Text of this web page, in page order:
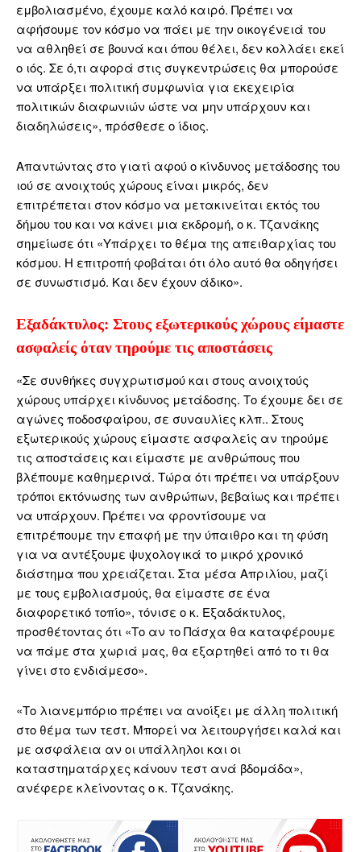
εμβολιασμένο, έχουμε καλό καιρό. Πρέπει να
αφήσουμε τον κόσμο να πάει με την οικογένειά του
να αθληθεί σε βουνά και όπου θέλει, δεν κολλάει εκεί
ο ιός. Σε ό,τι αφορά στις συγκεντρώσεις θα μπορούσε
να υπάρξει πολιτική συμφωνία για εκεχειρία
πολιτικών διαφωνιών ώστε να μην υπάρχουν και
διαδηλώσεις», πρόσθεσε ο ίδιος.
Απαντώντας στο γιατί αφού ο κίνδυνος μετάδοσης του
ιού σε ανοιχτούς χώρους είναι μικρός, δεν
επιτρέπεται στον κόσμο να μετακινείται εκτός του
δήμου του και να κάνει μια εκδρομή, ο κ. Τζανάκης
σημείωσε ότι «Υπάρχει το θέμα της απειθαρχίας του
κόσμου. Η επιτροπή φοβάται ότι όλο αυτό θα οδηγήσει
σε συνωστισμό. Και δεν έχουν άδικο».
Εξαδάκτυλος: Στους εξωτερικούς χώρους είμαστε
ασφαλείς όταν τηρούμε τις αποστάσεις
«Σε συνθήκες συγχρωτισμού και στους ανοιχτούς
χώρους υπάρχει κίνδυνος μετάδοσης. Το έχουμε δει σε
αγώνες ποδοσφαίρου, σε συναυλίες κλπ.. Στους
εξωτερικούς χώρους είμαστε ασφαλείς αν τηρούμε
τις αποστάσεις και είμαστε με ανθρώπους που
βλέπουμε καθημερινά. Τώρα ότι πρέπει να υπάρξουν
τρόποι εκτόνωσης των ανθρώπων, βεβαίως και πρέπει
να υπάρχουν. Πρέπει να φροντίσουμε να
επιτρέπουμε την επαφή με την ύπαιθρο και τη φύση
για να αντέξουμε ψυχολογικά το μικρό χρονικό
διάστημα που χρειάζεται. Στα μέσα Απριλίου, μαζί
με τους εμβολιασμούς, θα είμαστε σε ένα
διαφορετικό τοπίο», τόνισε ο κ. Εξαδάκτυλος,
προσθέτοντας ότι «Το αν το Πάσχα θα καταφέρουμε
να πάμε στα χωριά μας, θα εξαρτηθεί από το τι θα
γίνει στο ενδιάμεσο».
«Το λιανεμπόριο πρέπει να ανοίξει με άλλη πολιτική
στο θέμα των τεστ. Μπορεί να λειτουργήσει καλά και
με ασφάλεια αν οι υπάλληλοι και οι
καταστηματάρχες κάνουν τεστ ανά βδομάδα»,
ανέφερε κλείνοντας ο κ. Τζανάκης.